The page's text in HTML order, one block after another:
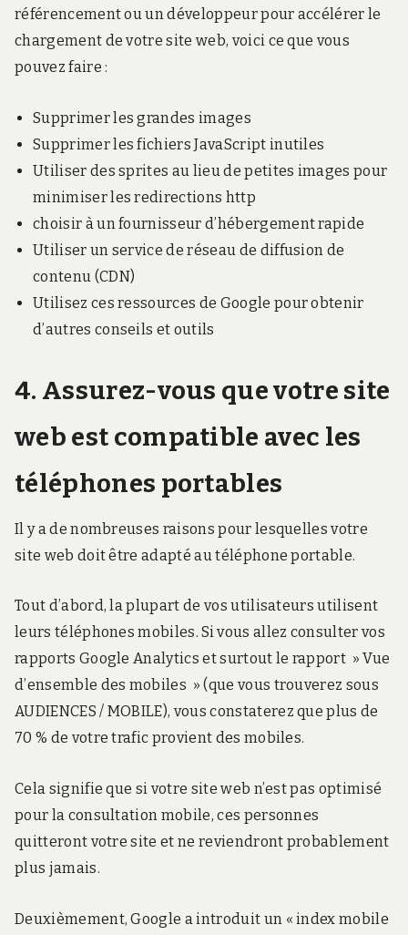
référencement ou un développeur pour accélérer le
chargement de votre site web, voici ce que vous
pouvez faire :
Supprimer les grandes images
Supprimer les fichiers JavaScript inutiles
Utiliser des sprites au lieu de petites images pour
minimiser les redirections http
choisir à un fournisseur d’hébergement rapide
Utiliser un service de réseau de diffusion de
contenu (CDN)
Utilisez ces ressources de Google pour obtenir
d’autres conseils et outils
4. Assurez-vous que votre site
web est compatible avec les
téléphones portables
Il y a de nombreuses raisons pour lesquelles votre
site web doit être adapté au téléphone portable.
Tout d’abord, la plupart de vos utilisateurs utilisent
leurs téléphones mobiles. Si vous allez consulter vos
rapports Google Analytics et surtout le rapport » Vue
d’ensemble des mobiles » (que vous trouverez sous
AUDIENCES / MOBILE), vous constaterez que plus de
70 % de votre trafic provient des mobiles.
Cela signifie que si votre site web n’est pas optimisé
pour la consultation mobile, ces personnes
quitteront votre site et ne reviendront probablement
plus jamais.
Deuxièmement, Google a introduit un « index mobile